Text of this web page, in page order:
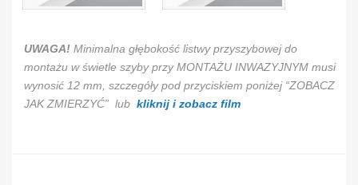
UWAGA! Minimalna głębokość listwy przyszybowej do
montażu w świetle szyby przy MONTAŻU INWAZYJNYM musi
wynosić 12 mm, szczegóły pod przyciskiem poniżej “ZOBACZ
JAK ZMIERZYĆ” lub kliknij i zobacz film